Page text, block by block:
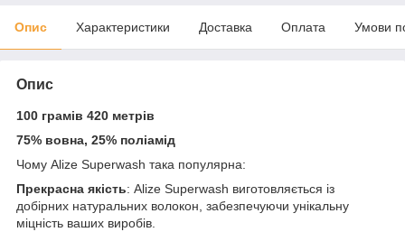
Опис Характеристики Доставка Оплата Умови
Опис
100 грамів 420 метрів
75% вовна, 25% поліамід
Чому Alize Superwash така популярна:
Прекрасна якість: Alize Superwash виготовляється із
добірних натуральних волокон, забезпечуючи унікальну
міцність ваших виробів.